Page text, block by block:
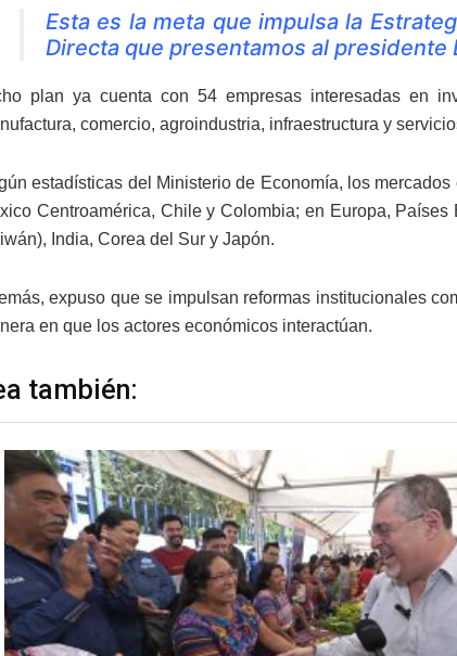
Esta es la meta que impulsa la
Directa que presentamos al presidente
plan ya cuenta con 54 empresas interesadas en
comercio, agroindustria, infraestructura y
estadísticas del Ministerio de Economía, los
Centroamérica, Chile y Colombia; en Europa,
India, Corea del Sur y Japón.
expuso que se impulsan reformas institucionales
en que los actores económicos interactúan.
también: